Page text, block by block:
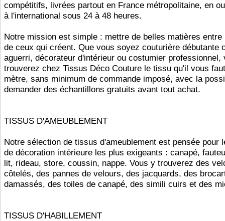
compétitifs, livrées partout en France métropolitaine, en
à l'international sous 24 à 48 heures.
Notre mission est simple : mettre de belles matières entre
de ceux qui créent. Que vous soyez couturière débutante
aguerri, décorateur d'intérieur ou costumier professionnel,
trouverez chez Tissus Déco Couture le tissu qu'il vous
mètre, sans minimum de commande imposé, avec la
demander des échantillons gratuits avant tout achat.
TISSUS D'AMEUBLEMENT
Notre sélection de tissus d'ameublement est pensée pour
de décoration intérieure les plus exigeants : canapé,
lit, rideau, store, coussin, nappe. Vous y trouverez des
côtelés, des pannes de velours, des jacquards, des
damassés, des toiles de canapé, des simili cuirs et des
TISSUS D'HABILLEMENT